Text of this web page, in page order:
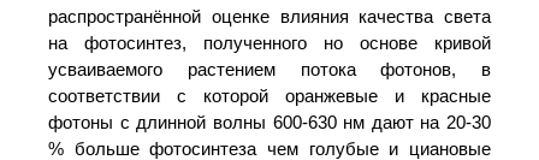
распространённой оценке влияния качества света
на фотосинтез, полученного но основе кривой
усваиваемого растением потока фотонов, в
соответствии с которой оранжевые и красные
фотоны с длинной волны 600-630 нм дают на 20-30
% больше фотосинтеза чем голубые и циановые